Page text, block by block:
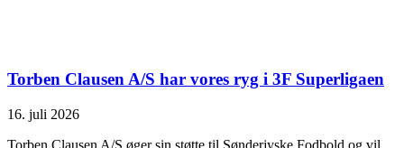
Torben Clausen A/S har vores ryg i 3F Superligaen
16. juli 2026
Torben Clausen A/S øger sin støtte til Sønderjyske Fodbold og vil